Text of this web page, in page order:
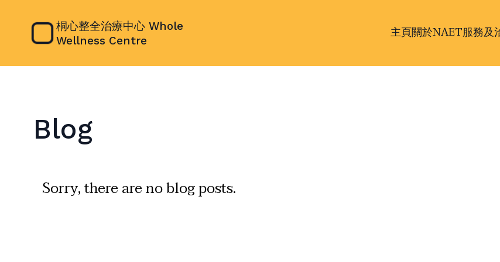
桐心整全治療中心 Whole
Wellness Centre
主頁關於NAET服務及
Blog
Sorry, there are no blog posts.